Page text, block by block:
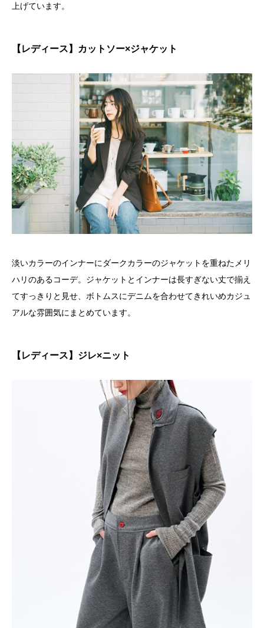
上げています。
【レディース】カットソー×ジャケット
淡いカラーのインナーにダークカラーのジャケットを重ねたメリ
ハリのあるコーデ。ジャケットとインナーは長すぎない丈で揃え
てすっきりと見せ、ボトムスにデニムを合わせてきれいめカジュ
アルな雰囲気にまとめています。
【レディース】ジレ×ニット